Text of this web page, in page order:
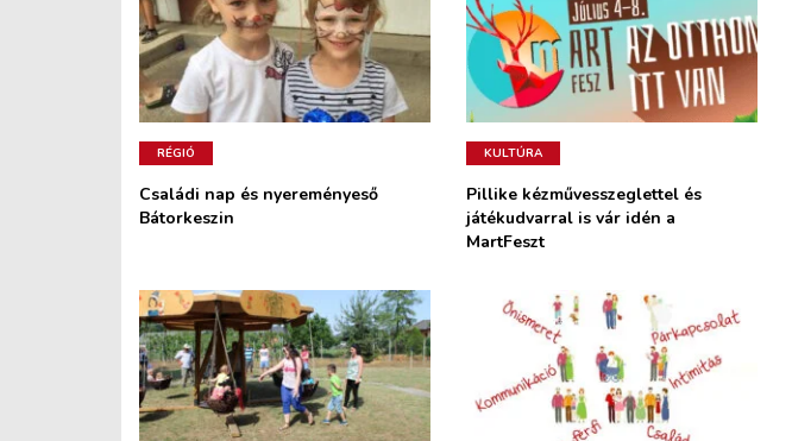
RÉGIÓ
Családi nap és nyereményeső
Bátorkeszin
KULTÚRA
Pillike kézművesszeglettel és
játékudvarral is vár idén a
MartFeszt